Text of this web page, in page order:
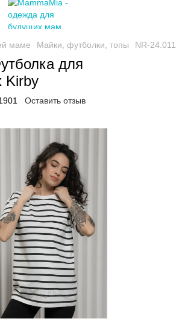
маме Майки, футболки, топы NR-
для
Kirby
Оставить отзыв